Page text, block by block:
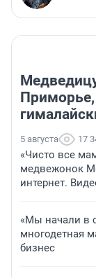
5 августа 17
«Чисто все
медвежонок
интернет.
«Мы начали в
многодетная
бизнес